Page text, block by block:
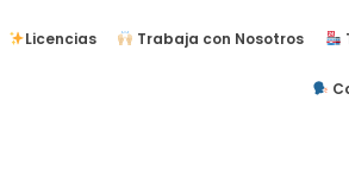
Licencias Trabaja con Nosotros